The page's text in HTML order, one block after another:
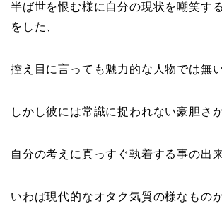
半ば世を恨む様に自分の現状を嘲笑す
をした、
控え目に言っても魅力的な人物では無
しかし彼には常識に捉われない豪胆さ
自分の考えに真っすぐ執着する事の出来
いわば現代的なオタク気質の様なものが